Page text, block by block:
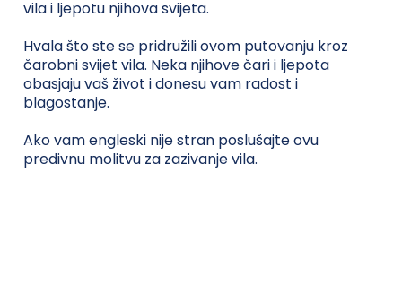
vila i ljepotu njihova svijeta.
Hvala što ste se pridružili ovom putovanju kroz
čarobni svijet vila. Neka njihove čari i ljepota
obasjaju vaš život i donesu vam radost i
blagostanje.
Ako vam engleski nije stran poslušajte ovu
predivnu molitvu za zazivanje vila.